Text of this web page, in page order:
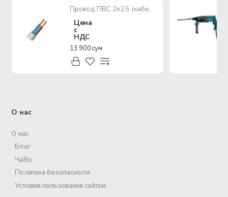
Провод ПВС 2х2,5 (кабель медный многожильный)
Цена
с
НДС
13 900 сум
О нас
О нас
Блог
ЧаВо
Политика безопасности
Условия пользования сайтом